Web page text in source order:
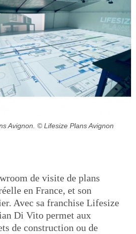
Avignon. © Lifesize Plans Avignon
de visite de plans
en France, et son
Avec sa franchise Lifesize
Di Vito permet aux
de construction ou de